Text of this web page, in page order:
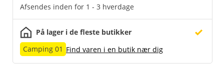
Afsendes inden for 1 - 3 hverdage
På lager i de fleste butikker
Camping 01 Find varen i en butik nær dig